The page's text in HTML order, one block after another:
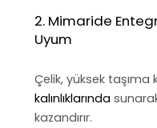
2. Mimaride
Uyum
Çelik, yüksek taşıma
kalınlıklarında
kazandırır.